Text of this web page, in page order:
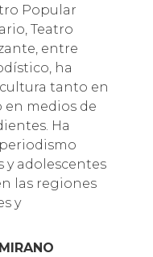
Popular
Teatro
entre
ha
tanto en
medios de
Ha
y adolescentes
las regiones
y